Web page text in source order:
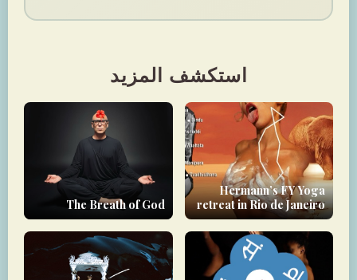
استكشف المزيد
Hermann’s FY Yoga
retreat in Rio de Janeiro
The Breath of God